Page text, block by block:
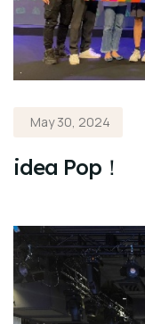
May 30, 2024
idea Pop！